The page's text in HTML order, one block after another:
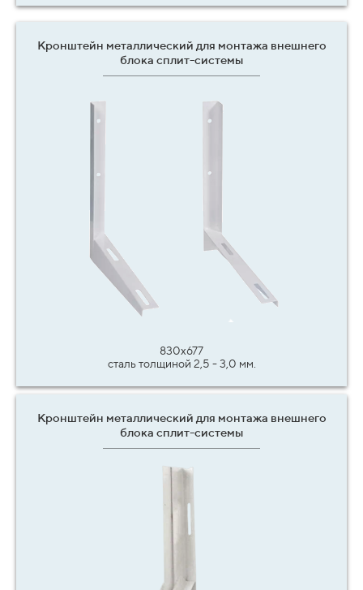
Кронштейн металлический для монтажа внешнего
блока сплит-системы
830х677
сталь толщиной 2,5 - 3,0 мм.
Кронштейн металлический для монтажа внешнего
блока сплит-системы